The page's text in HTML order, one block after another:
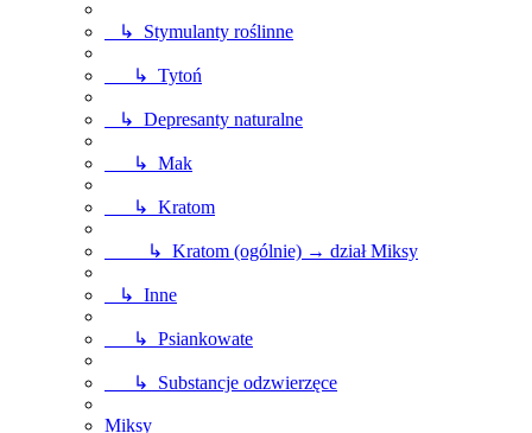
↳ Stymulanty roślinne
↳ Tytoń
↳ Depresanty naturalne
↳ Mak
↳ Kratom
↳ Kratom (ogólnie) → dział Miksy
↳ Inne
↳ Psiankowate
↳ Substancje odzwierzęce
Miksy